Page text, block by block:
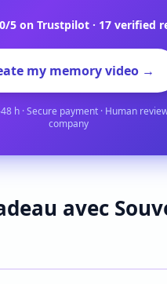
on Trustpilot · 17 verified
my memory video →
h · Secure payment · Human
company
avec